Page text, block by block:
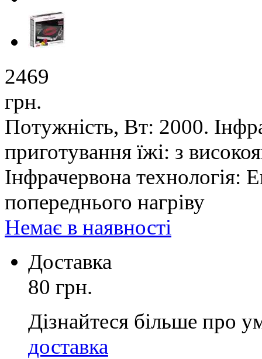
2469
грн.
Потужність, Вт: 2000.
приготування їжі: з
Інфрачервона технологія:
попереднього нагріву
Немає в наявності
Доставка
80 грн.
Дізнайтеся більше про
доставка